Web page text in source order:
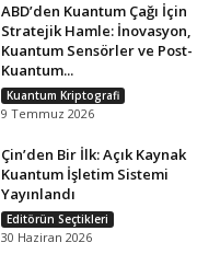
ABD’den Kuantum Çağı İçin
Stratejik Hamle: İnovasyon,
Kuantum Sensörler ve Post-
Kuantum...
Kuantum Kriptografi
9 Temmuz 2026
Çin’den Bir İlk: Açık Kaynak
Kuantum İşletim Sistemi
Yayınlandı
Editörün Seçtikleri
30 Haziran 2026